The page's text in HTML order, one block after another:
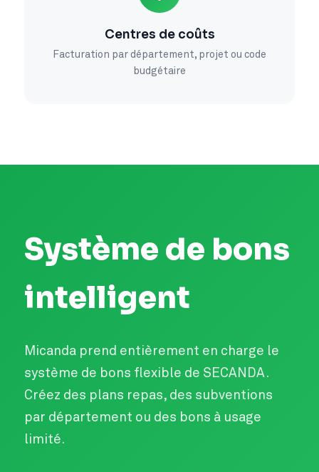
Centres de coûts
Facturation par département, projet ou code
budgétaire
Système de bons
intelligent
Micanda prend entièrement en charge le
système de bons flexible de SECANDA.
Créez des plans repas, des subventions
par département ou des bons à usage
limité.